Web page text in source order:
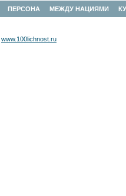
ПЕРСОНА МЕЖДУ НАЦИЯМИ
www.100lichnost.ru